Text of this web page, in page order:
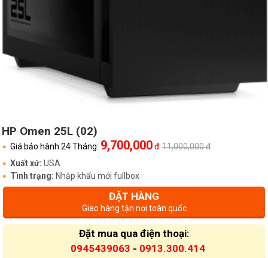
HP Omen 25L (02)
Giá bảo hành 24 Tháng: 9,700,000đ 11,000,000 đ
Xuất xứ: USA
Tình trạng: Nhập khẩu mới fullbox
ĐẶT HÀNG
Giao hàng tận nơi toàn quốc
Đặt mua qua điện thoại:
0945439063 - 0913.300.414